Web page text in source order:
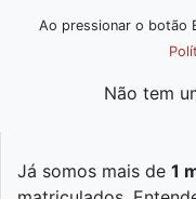
Ao pressionar o botão
Não tem
Já somos mais de 1